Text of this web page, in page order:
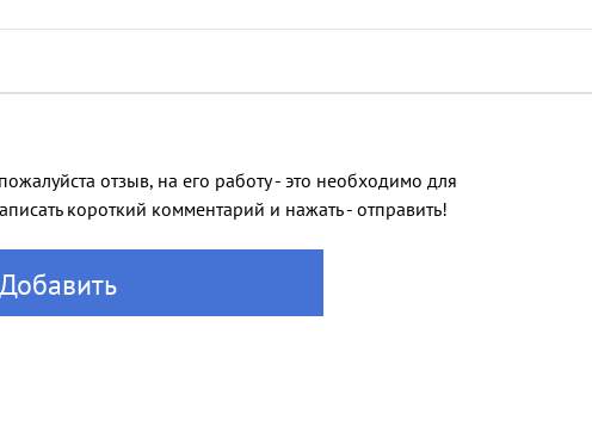
отзыв, на его работу - это необходимо для
короткий комментарий и нажать - отправить!
Добавить